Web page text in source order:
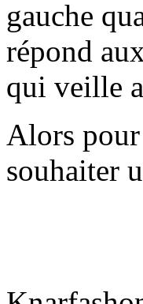
gauche
répond
qui veille
Alors
souhaiter